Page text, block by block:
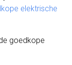
elektrische
goedkope